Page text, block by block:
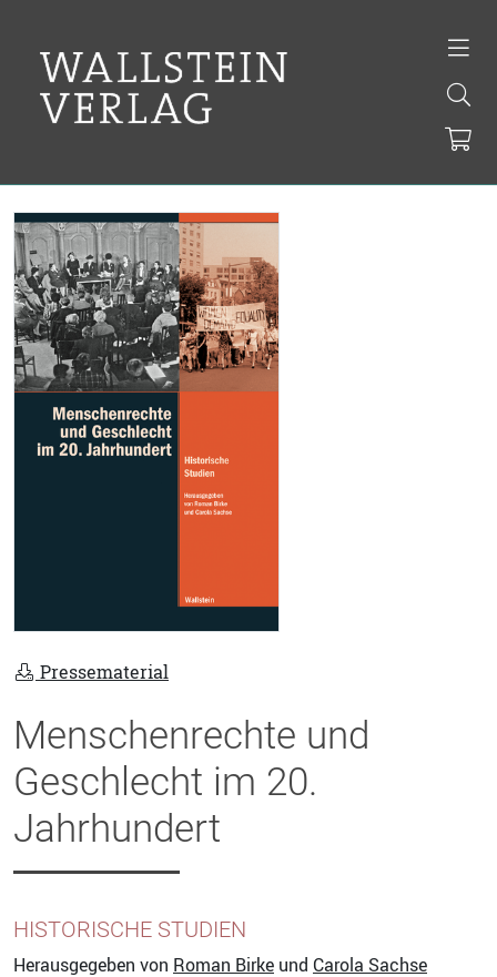
Pressematerial
Menschenrechte und
Geschlecht im 20.
Jahrhundert
HISTORISCHE STUDIEN
Herausgegeben von Roman Birke und Carola Sachse